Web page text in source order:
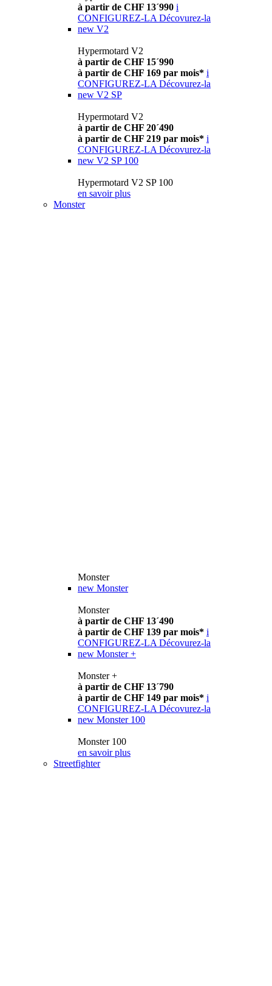
à partir de CHF 13´990 i
CONFIGUREZ-LA Décovurez-la
new V2
Hypermotard V2
à partir de CHF 15´990
à partir de CHF 169 par mois* i
CONFIGUREZ-LA Décovurez-la
new V2 SP
Hypermotard V2
à partir de CHF 20´490
à partir de CHF 219 par mois* i
CONFIGUREZ-LA Décovurez-la
new V2 SP 100
Hypermotard V2 SP 100
en savoir plus
Monster
Monster
new Monster
Monster
à partir de CHF 13´490
à partir de CHF 139 par mois* i
CONFIGUREZ-LA Décovurez-la
new Monster +
Monster +
à partir de CHF 13´790
à partir de CHF 149 par mois* i
CONFIGUREZ-LA Décovurez-la
new Monster 100
Monster 100
en savoir plus
Streetfighter